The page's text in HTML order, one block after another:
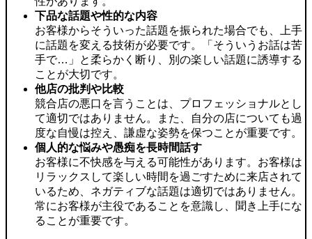
下品な話題や性的な内容
お客様からそういった話題を振られた場合でも、上手
に話題を変える技術が必要です。「そういうお話は苦
手で…」と柔らかく断り、別の楽しい話題に誘導する
ことが大切です。
他店の批判や比較
競合店の悪口を言うことは、プロフェッショナルとし
て適切ではありません。また、自分の店についても過
度な自慢は控え、謙虚な姿勢を保つことが重要です。
個人的な悩みや愚痴を長時間話す
お客様に不快感を与える可能性があります。お客様は
リラックスして楽しい時間を過ごすために来店されて
いるため、ネガティブな話題は適切ではありません。
常にお客様が主役であることを意識し、聞き上手にな
ることが重要です。